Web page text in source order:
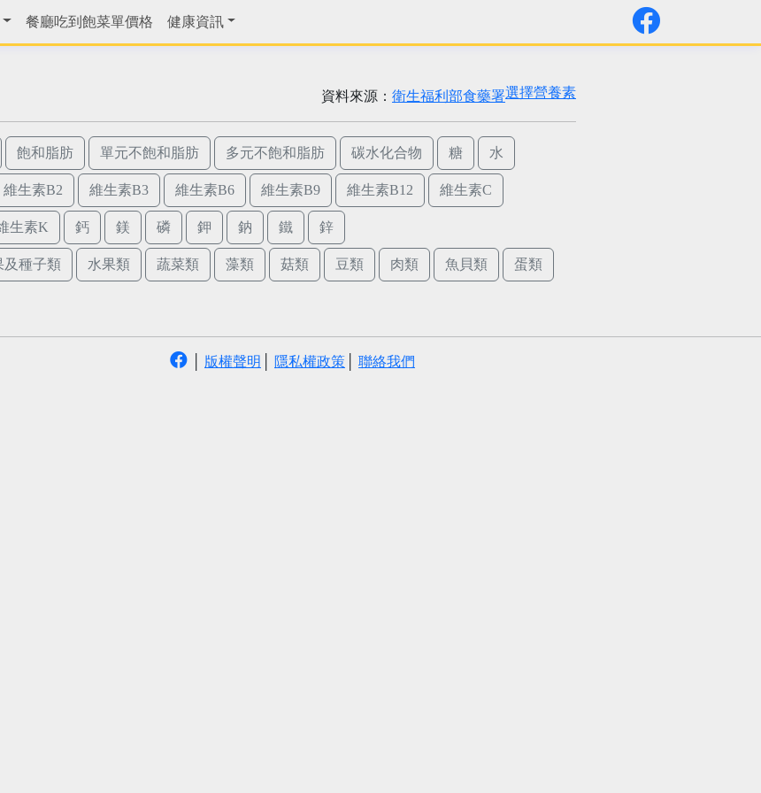
餐廳吃到飽菜單價格 健康資訊
選擇營養素
資料來源： 衛生福利部食藥署
飽和脂肪 單元不飽和脂肪 多元不飽和脂肪 碳水化合物 糖 水
維生素B2 維生素B3 維生素B6 維生素B9 維生素B12 維生素C
生素K 鈣 鎂 磷 鉀 鈉 鐵 鋅
及種子類 水果類 蔬菜類 藻類 菇類 豆類 肉類 魚貝類 蛋類
版權聲明 隱私權政策 聯絡我們